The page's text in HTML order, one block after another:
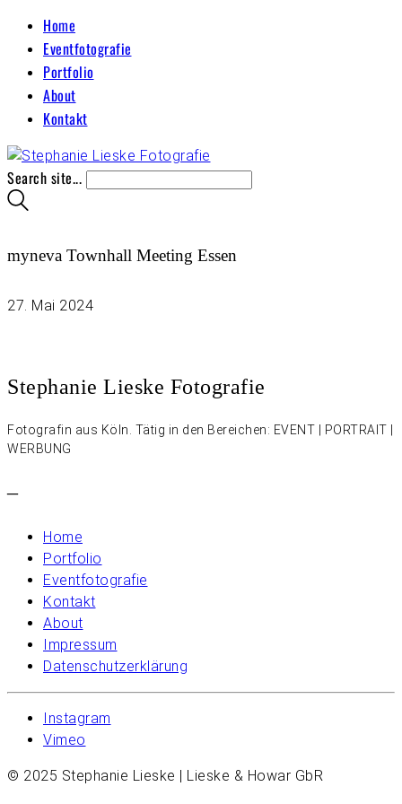
Home
Eventfotografie
Portfolio
About
Kontakt
Search site...
myneva Townhall Meeting Essen
27. Mai 2024
Stephanie Lieske Fotografie
Fotografin aus Köln. Tätig in den Bereichen: EVENT | PORTRAIT |
WERBUNG
–
Home
Portfolio
Eventfotografie
Kontakt
About
Impressum
Datenschutzerklärung
Instagram
Vimeo
© 2025 Stephanie Lieske | Lieske & Howar GbR